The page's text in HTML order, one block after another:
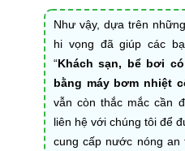
Như vậy, dựa trên
hi vọng đã giúp các
“Khách sạn, bể bơi
bằng máy bơm nhiệt
vẫn còn thắc mắc cần
liên hệ với chúng tôi để
cung cấp nước nóng an